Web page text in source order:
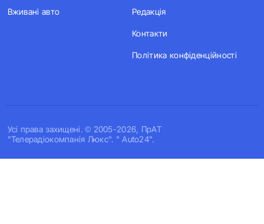
Усi права захищенi. © 2005-2026, ПрАТ
"Телерадіокомпанія Люкс". " Auto24".
Вживані авто Редакція
Контакти
Політика конфіденційності